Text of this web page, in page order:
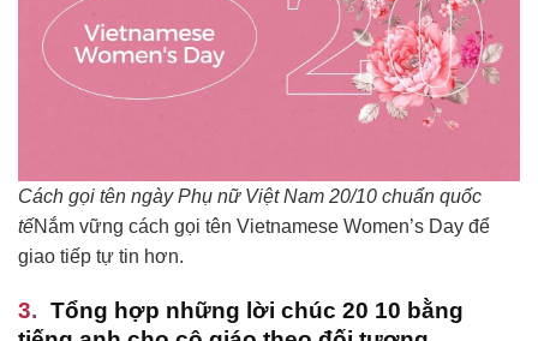
Cách gọi tên ngày Phụ nữ Việt Nam 20/10 chuẩn quốc
tếNắm vững cách gọi tên Vietnamese Women’s Day để
giao tiếp tự tin hơn.
Tổng hợp những lời chúc 20 10 bằng